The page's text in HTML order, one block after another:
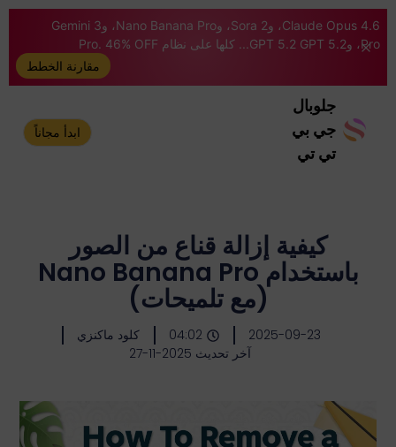
Claude Opus 4.6، وSora 2، وNano Banana Pro، وGemini 3
Pro، وGPT 5.2 GPT 5.2... كلها على نظام Pro. 46% OFF
مقارنة الخطط
جلوبال
جي بي
تي تي
ابدأ مجاناً
كيفية إزالة قناع من الصور
باستخدام Nano Banana Pro
(مع تلميحات)
2025-09-23
04:02
كلود ماكنزي
آخر تحديث 2025-11-27